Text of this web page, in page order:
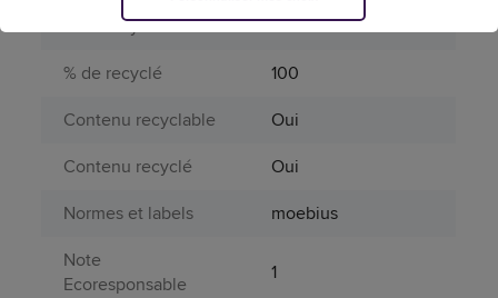
% de recyclable
100
% de recyclé
100
Contenu recyclable
Oui
Contenu recyclé
Oui
Normes et labels
moebius
Note
Ecoresponsable
1